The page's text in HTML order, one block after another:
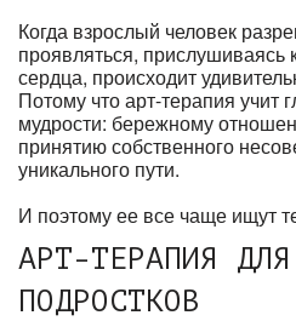
Когда взрослый человек
проявляться, прислушиваясь
сердца, происходит
Потому что арт-терапия учит
мудрости: бережному
принятию собственного
уникального пути.
И поэтому ее все чаще ищут
АРТ-ТЕРАПИЯ
ПОДРОСТКОВ